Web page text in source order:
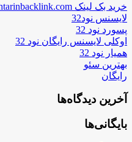
خرید بک لینک behtarinbacklink.com
لایسنس نود32
پسورد نود 32
اوکلی لایسنس رایگان نود 32
همیار نود 32
بهترین سئو
رایگان
آخرین دیدگاه‌ها
بایگانی‌ها